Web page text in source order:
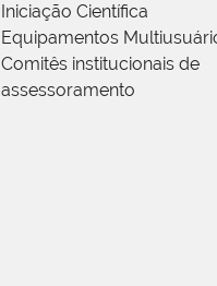
Iniciação Científica
Equipamentos
Comitês institucionais de
assessoramento